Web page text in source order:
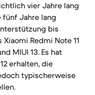
vier Jahre lang
Jahre lang
bis
Redmi Note 11
MIUI 13. Es hat
erhalten, die
typischerweise